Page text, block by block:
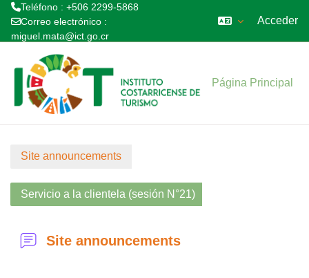
Teléfono : +506 2299-5868
Correo electrónico :
miguel.mata@ict.go.cr
Acceder
Página Principal
Site announcements
Servicio a la clientela (sesión N°21)
Site announcements